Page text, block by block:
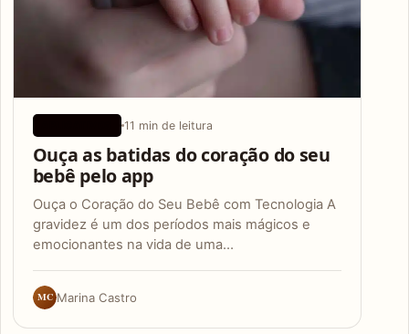
11 min de leitura
Ouça as batidas do coração do seu
bebê pelo app
Ouça o Coração do Seu Bebê com Tecnologia A
gravidez é um dos períodos mais mágicos e
emocionantes na vida de uma…
MC Marina Castro